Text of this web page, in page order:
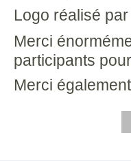
Logo réalisé
Merci
participants
Merci